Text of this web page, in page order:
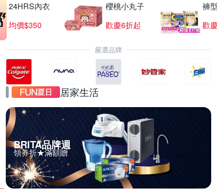
24HRS內衣
均價$350
櫻桃小丸子
歡慶6折起
褲
歡
嚴選品牌
居家生活
BRITA品牌週
領券折★滿額贈